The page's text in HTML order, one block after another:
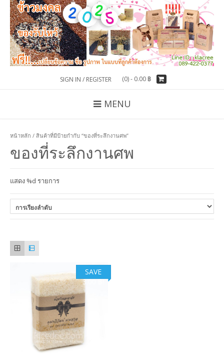
SIGN IN / REGISTER (0) - 0.00 ฿
MENU
หน้าหลัก / สินค้าที่มีป้ายกำกับ “ของที่ระลึกงานศพ”
ของที่ระลึกงานศพ
แสดง %d รายการ
SAVE
3.00฿!